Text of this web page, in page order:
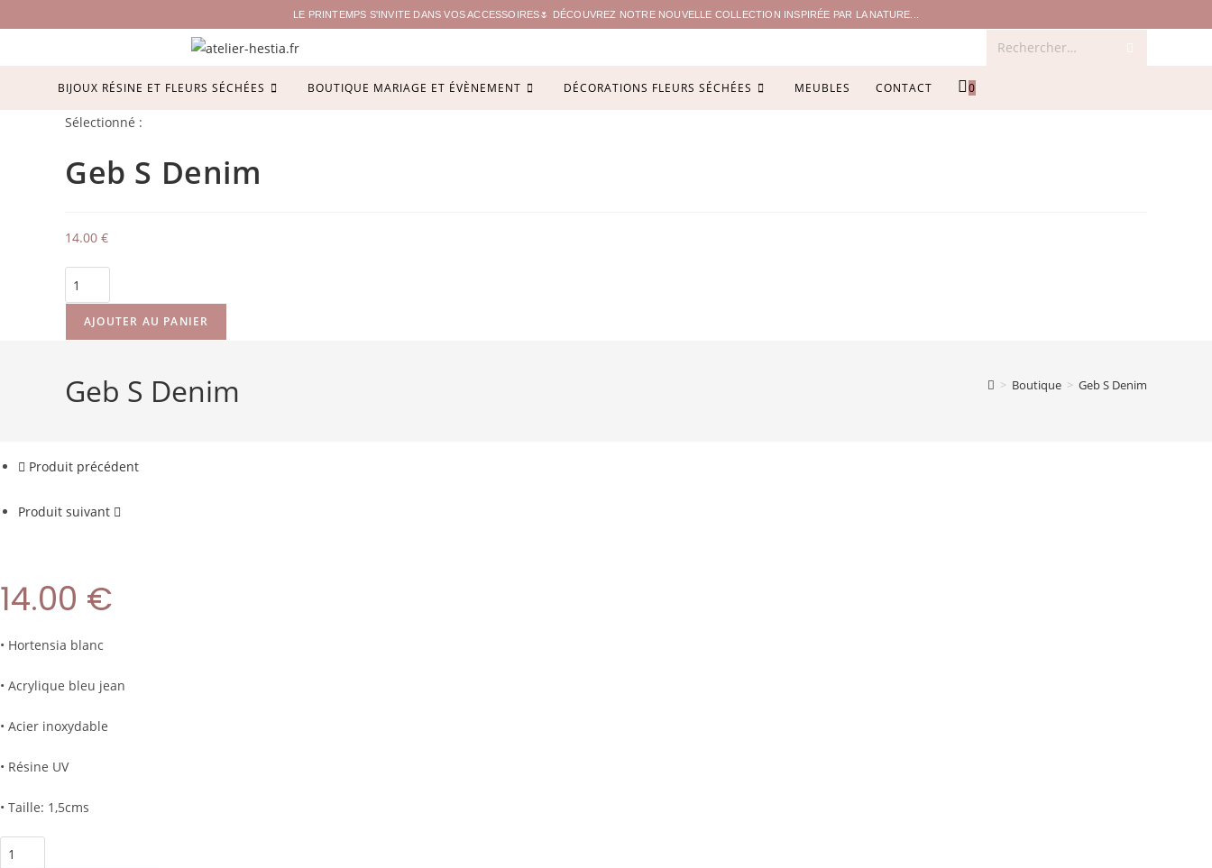
LE PRINTEMPS S'INVITE DANS VOS ACCESSOIRES🌷 DÉCOUVREZ NOTRE NOUVELLE COLLECTION INSPIRÉE PAR LA NATURE...
Rechercher…
BIJOUX RÉSINE ET FLEURS SÉCHÉES BOUTIQUE MARIAGE ET ÉVÈNEMENT DÉCORATIONS FLEURS SÉCHÉES MEUBLES CONTACT 0
Sélectionné :
Geb S Denim
14.00 €
AJOUTER AU PANIER
Geb S Denim > Boutique > Geb S Denim
Produit précédent
Produit suivant
14.00 €
• Hortensia blanc
• Acrylique bleu jean
• Acier inoxydable
• Résine UV
• Taille: 1,5cms